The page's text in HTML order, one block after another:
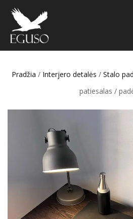
Pradžia / Interjero detalės / Stalo
patiesalas /